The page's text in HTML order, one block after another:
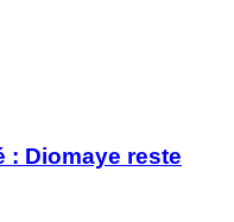
: Diomaye reste